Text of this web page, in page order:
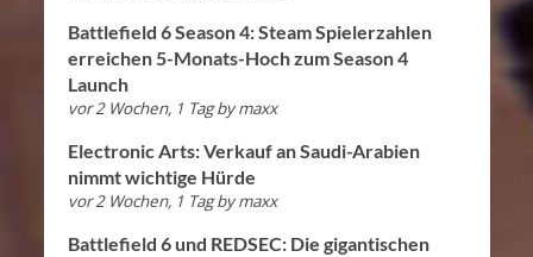
Battlefield 6 Season 4: Steam Spielerzahlen
erreichen 5-Monats-Hoch zum Season 4
Launch
vor 2 Wochen, 1 Tag bymaxx
Electronic Arts: Verkauf an Saudi-Arabien
nimmt wichtige Hürde
vor 2 Wochen, 1 Tag bymaxx
Battlefield 6 und REDSEC: Die gigantischen